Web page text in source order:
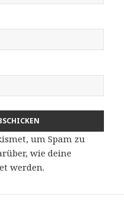
um Spam zu
wie deine
werden.